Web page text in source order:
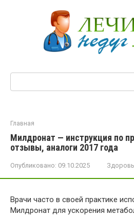
Главная
Милдронат — инструкция по
отзывы, аналоги 2017 года
Опубликовано: 09.10.2025
Врачи часто в своей практике
Милдронат для ускорения